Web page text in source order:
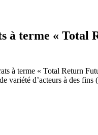
à terme « Total
à terme « Total Return
variété d’acteurs à des fins